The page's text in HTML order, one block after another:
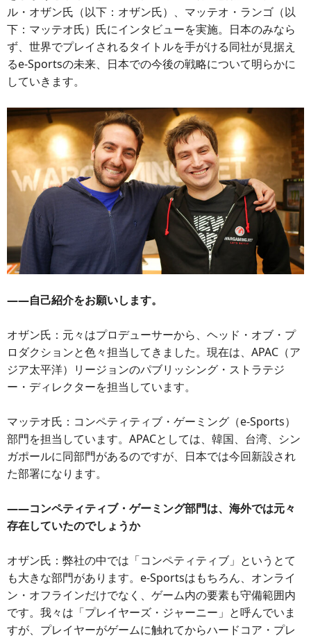
ル・オザン氏（以下：オザン氏）、マッテオ・ランゴ（以
下：マッテオ氏）氏にインタビューを実施。日本のみなら
ず、世界でプレイされるタイトルを手がける同社が見据え
るe-Sportsの未来、日本での今後の戦略について明らかに
していきます。
――自己紹介をお願いします。
オザン氏：元々はプロデューサーから、ヘッド・オブ・プ
ロダクションと色々担当してきました。現在は、APAC（ア
ジア太平洋）リージョンのパブリッシング・ストラテジ
ー・ディレクターを担当しています。
マッテオ氏：コンペティティブ・ゲーミング（e-Sports）
部門を担当しています。APACとしては、韓国、台湾、シン
ガポールに同部門があるのですが、日本では今回新設され
た部署になります。
――コンペティティブ・ゲーミング部門は、海外では元々
存在していたのでしょうか
オザン氏：弊社の中では「コンペティティブ」というとて
も大きな部門があります。e-Sportsはもちろん、オンライ
ン・オフラインだけでなく、ゲーム内の要素も守備範囲内
です。我々は「プレイヤーズ・ジャーニー」と呼んでいま
すが、プレイヤーがゲームに触れてからハードコア・プレ